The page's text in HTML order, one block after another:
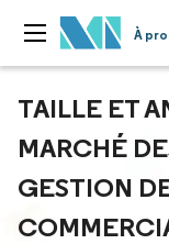
À
TAILLE ET
MARCHÉ
GESTION